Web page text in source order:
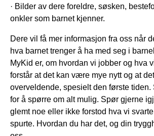
· Bilder av dere foreldre, søsken,
onkler som barnet kjenner.
Dere vil få mer informasjon fra oss når
hva barnet trenger å ha med seg i
MyKid er, om hvordan vi jobber og hva
forstår at det kan være mye nytt og at
overveldende, spesielt den første
for å spørre om alt mulig. Spør gjerne
glemt noe eller ikke forstod hva vi
spurte. Hvordan du har det, og din